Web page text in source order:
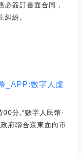
必簽訂書面合同，
紛。
_APP:數字人虛
分,“數字人民幣·
府聯合京東面向市